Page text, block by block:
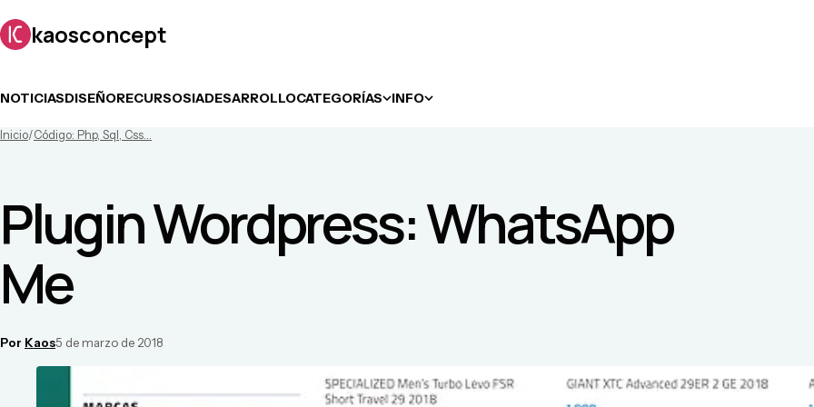
kaosconcept
NOTICIASDISEÑORECURSOSIADESARROLLOCATEGORÍAS INFO
Inicio/Código: Php, Sql, Css...
Plugin Wordpress: WhatsApp
Me
Por Kaos5 de marzo de 2018